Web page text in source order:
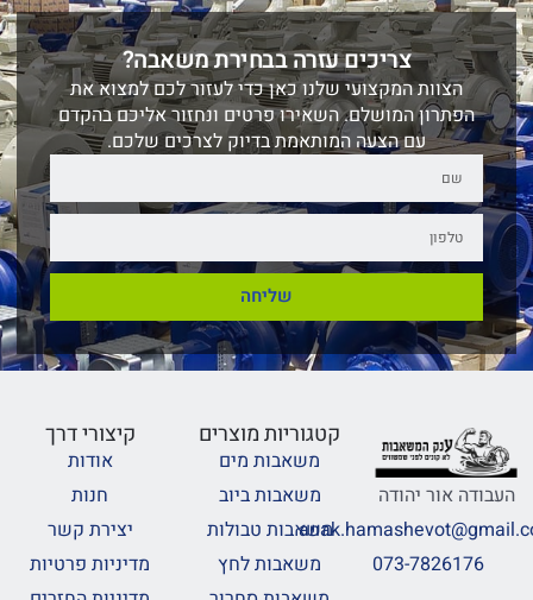
צריכים עזרה בבחירת משאבה?
הצוות המקצועי שלנו כאן כדי לעזור לכם למצוא את
הפתרון המושלם. השאירו פרטים ונחזור אליכם בהקדם
עם הצעה המותאמת בדיוק לצרכים שלכם.
שליחה
העבודה אור יהודה
073-7826176
קטגוריות מוצרים
משאבות מים
משאבות ביוב
משאבות טבולות
משאבות לחץ
קיצורי דרך
אודות
חנות
יצירת קשר
מדיניות פרטיות